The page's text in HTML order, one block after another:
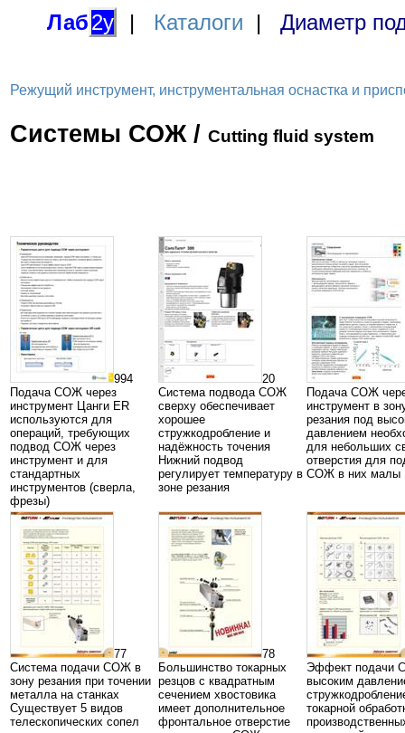
Лаб2у | Каталоги | Диаметр
Режущий инструмент, инструментальная оснастка и
Системы СОЖ / Cutting fluid system
994
Подача СОЖ через
инструмент Цанги ER
используются для
операций, требующих
подвод СОЖ через
инструмент и для
стандартных
инструментов (сверла,
фрезы)
20
Система подвода СОЖ
сверху обеспечивает
хорошее
стружкодробление и
надёжность точения
Нижний подвод
регулирует температуру в
зоне резания
Подача СОЖ
инструмент в
резания под
давлением
для небольших
отверстия для
СОЖ в них малы
77
Система подачи СОЖ в
зону резания при точении
металла на станках
Существует 5 видов
телескопических сопел
78
Большинство токарных
резцов с квадратным
сечением хвостовика
имеет дополнительное
фронтальное отверстие
Эффект подачи
высоким
токарной